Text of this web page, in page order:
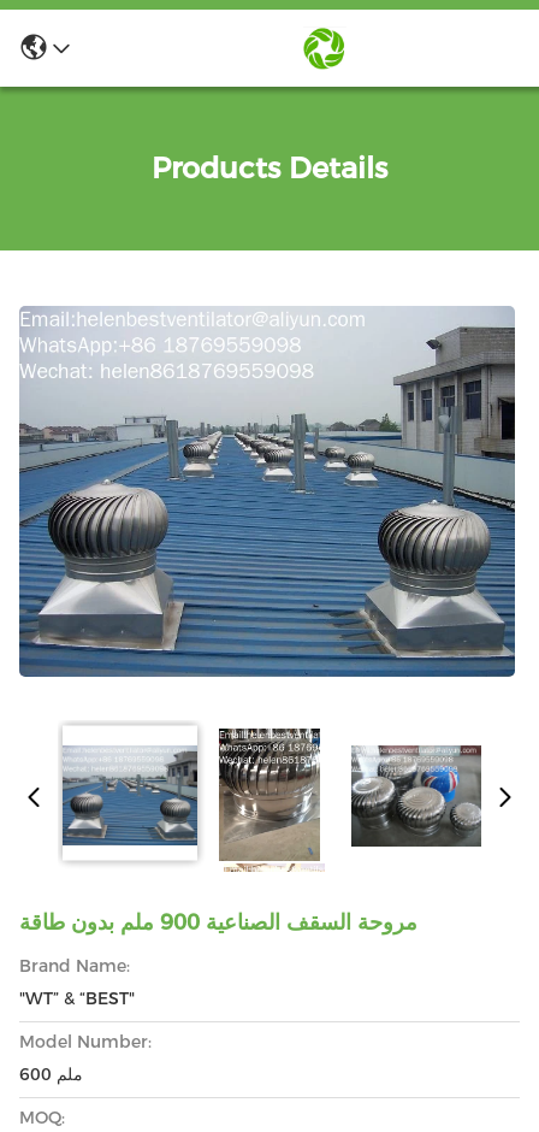
Products Details
مروحة السقف الصناعية 900 ملم بدون طاقة
Brand Name:
"WT” & “BEST"
Model Number:
600 ملم
MOQ: